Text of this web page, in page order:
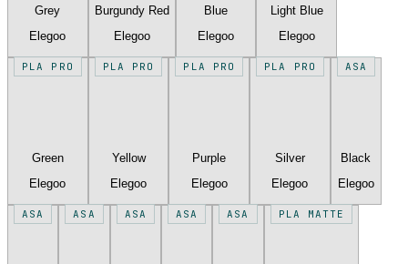
Grey
Elegoo
Burgundy Red
Elegoo
Blue
Elegoo
Light Blue
Elegoo
PLA PRO
Green
Elegoo
PLA PRO
Yellow
Elegoo
PLA PRO
Purple
Elegoo
PLA PRO
Silver
Elegoo
ASA
Black
Elegoo
ASA ASA ASA ASA ASA PLA MATTE